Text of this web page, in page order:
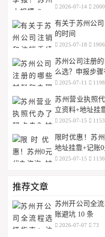
2026-07-14 2000
有关于苏州公
的时间
2025-07-18 1906
苏州公司注册
么选？申报步骤
2025-07-11 1198
苏州营业执照
立资料+地址挂
2025-07-15 1153
限时优惠！苏
地址挂靠+记账0
2025-07-15 1136
推荐文章
苏州开公司全
账避坑 10 条
2026-07-07 73